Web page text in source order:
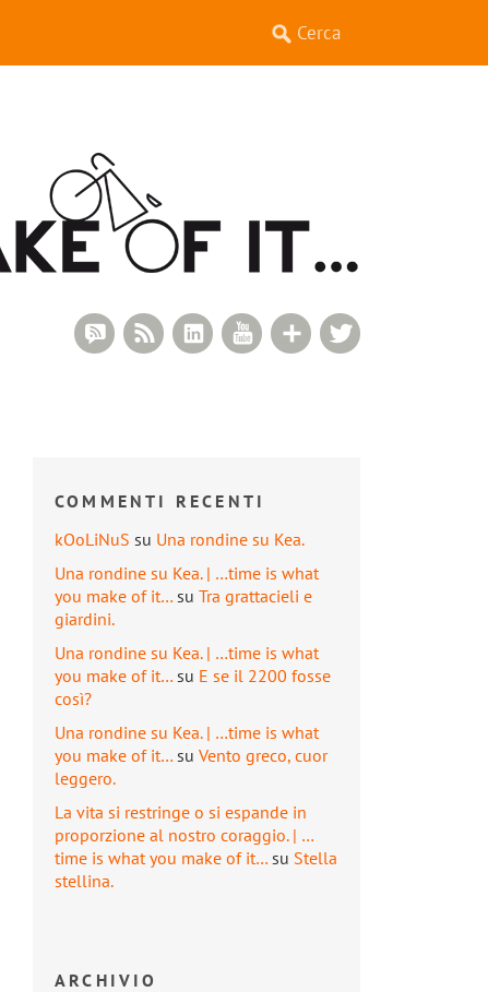
Google+
YouTube
LinkedIn
RSS Feed
RSS Comments
COMMENTI RECENTI
kOoLiNuS su Una rondine su Kea.
Una rondine su Kea. | …time is what
you make of it… su Tra grattacieli e
giardini.
Una rondine su Kea. | …time is what
you make of it… su E se il 2200 fosse
così?
Una rondine su Kea. | …time is what
you make of it… su Vento greco, cuor
leggero.
La vita si restringe o si espande in
proporzione al nostro coraggio. | …
time is what you make of it… su Stella
stellina.
ARCHIVIO